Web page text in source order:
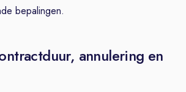
bepalingen.
annulering en